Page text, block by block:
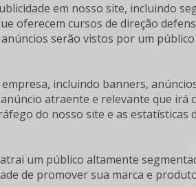
em nosso site, incluindo
oferecem cursos de direção
serão vistos por um
incluindo banners,
atraente e relevante que irá
do nosso site e as estatísticas
um público altamente
de promover sua marca e